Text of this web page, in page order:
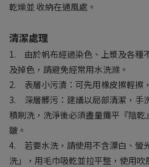
乾燥並 收納在通風處。
清潔處理
1. 由於帆布經過染色、上漿及各種
及掉色，請避免經常用水洗滌。
2. 表層小污漬：可先用橡皮擦輕擦
3. 深層髒污：建議以局部清潔，手
積刷洗，洗淨後必須盡量攤平『陰
皺。
4. 若要水洗，請使用不含漂白、螢
洗」，用毛巾吸乾並拉平整，使用